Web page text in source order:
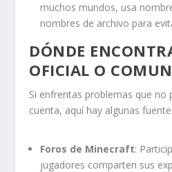
muchos mundos, usa
nombres de archivo para
DÓNDE
OFICIAL O
Si enfrentas problemas que no
cuenta, aquí hay algunas
Foros de Minecraft:
jugadores comparten sus